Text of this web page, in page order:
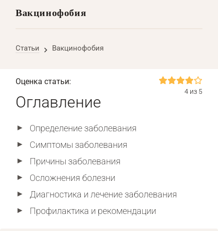
Вакцинофобия
Статьи Вакцинофобия
Оценка статьи:
4 из 5
Оглавление
Определение заболевания
Симптомы заболевания
Причины заболевания
Осложнения болезни
Диагностика и лечение заболевания
Профилактика и рекомендации